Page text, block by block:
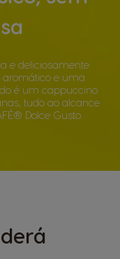
e deliciosamente
aromático e uma
é um cappuccino
tudo ao alcance
Dolce Gusto.